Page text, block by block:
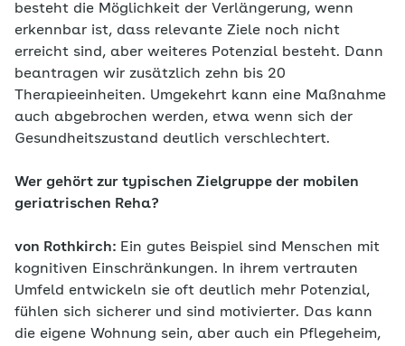
besteht die Möglichkeit der Verlängerung, wenn
erkennbar ist, dass relevante Ziele noch nicht
erreicht sind, aber weiteres Potenzial besteht. Dann
beantragen wir zusätzlich zehn bis 20
Therapieeinheiten. Umgekehrt kann eine Maßnahme
auch abgebrochen werden, etwa wenn sich der
Gesundheitszustand deutlich verschlechtert.
Wer gehört zur typischen Zielgruppe der mobilen
geriatrischen Reha?
von Rothkirch: Ein gutes Beispiel sind Menschen mit
kognitiven Einschränkungen. In ihrem vertrauten
Umfeld entwickeln sie oft deutlich mehr Potenzial,
fühlen sich sicherer und sind motivierter. Das kann
die eigene Wohnung sein, aber auch ein Pflegeheim,